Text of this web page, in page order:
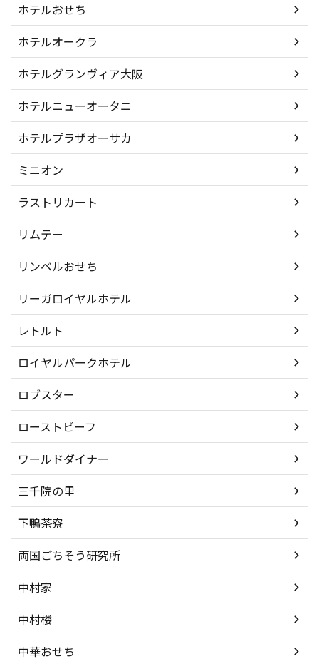
ホテルおせち
ホテルオークラ
ホテルグランヴィア大阪
ホテルニューオータニ
ホテルプラザオーサカ
ミニオン
ラストリカート
リムテー
リンベルおせち
リーガロイヤルホテル
レトルト
ロイヤルパークホテル
ロブスター
ローストビーフ
ワールドダイナー
三千院の里
下鴨茶寮
両国ごちそう研究所
中村家
中村楼
中華おせち